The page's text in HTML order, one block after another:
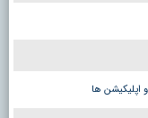
اپلیکیشن ها